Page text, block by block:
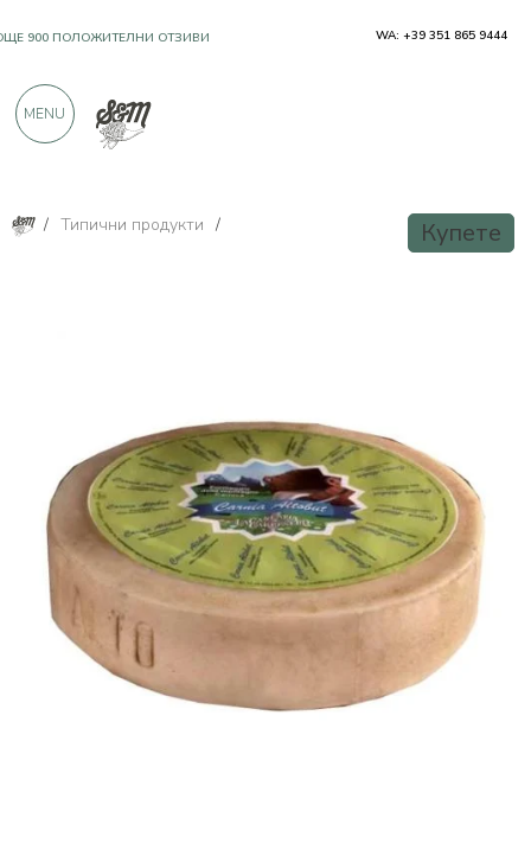
/ Типични продукти / Купете
900 ПОЛОЖИТЕЛНИ ОТЗИВИ WA: +39 351 865 9444
MENU